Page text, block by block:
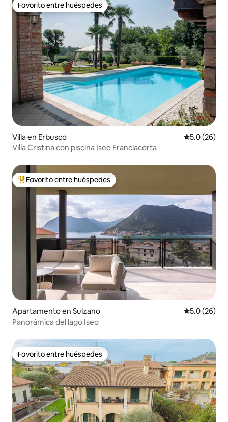
Favorito entre huéspedes
Favorito entre huéspedes
Villa en Erbusco Calificación
5.0 (26)
Villa Cristina con piscina Iseo Franciacorta
Favorito entre huéspedes preferido
Favorito entre huéspedes
Apartamento en Sulzano Calificación
5.0 (26)
Panorámica del lago Iseo
Favorito entre huéspedes
Favorito entre huéspedes